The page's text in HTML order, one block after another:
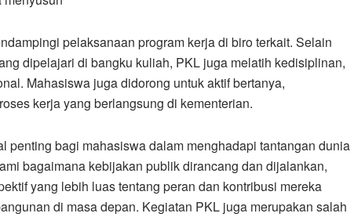
pelaksanaan program kerja di biro terkait. Selain
dipelajari di bangku kuliah, PKL juga melatih kedisiplinan,
Mahasiswa juga didorong untuk aktif bertanya,
kerja yang berlangsung di kementerian.
penting bagi mahasiswa dalam menghadapi tantangan dunia
bagaimana kebijakan publik dirancang dan dijalankan,
yang lebih luas tentang peran dan kontribusi mereka
di masa depan. Kegiatan PKL juga merupakan salah